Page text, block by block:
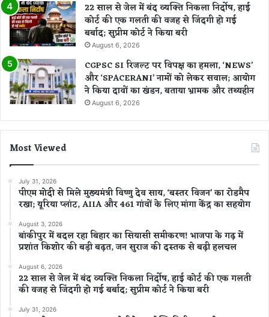
22 साल से जेल में बंद व्यक्ति निकला निर्दोष, हाई
कोर्ट की एक गलती की वजह से जिंदगी हो गई
बर्बाद; सुप्रीम कोर्ट ने किया बरी
August 6, 2026
CGPSC SI रिजल्ट पर विपक्ष का हमला, ‘NEWS’
और ‘SPACERANI’ नामों को लेकर सवाल; आयोग
ने किया दावों का खंडन, बताया भ्रामक और तथ्यहीन
August 6, 2026
Most Viewed
July 31, 2026
पीएम मोदी से मिले मुख्यमंत्री विष्णु देव साय, ‘बस्तर विजन’ का रोडमैप
रखा; यूरिया प्लांट, AIIA और 461 गांवों के लिए मांगा केंद्र का सहयोग
August 3, 2026
बांकीपुर में बदल रहा बिहार का सियासी समीकरण! भाजपा के गढ़ में
प्रशांत किशोर की बड़ी बढ़त, जन सुराज की दस्तक से बढ़ी हलचल
August 6, 2026
22 साल से जेल में बंद व्यक्ति निकला निर्दोष, हाई कोर्ट की एक गलती
की वजह से जिंदगी हो गई बर्बाद; सुप्रीम कोर्ट ने किया बरी
July 31, 2026